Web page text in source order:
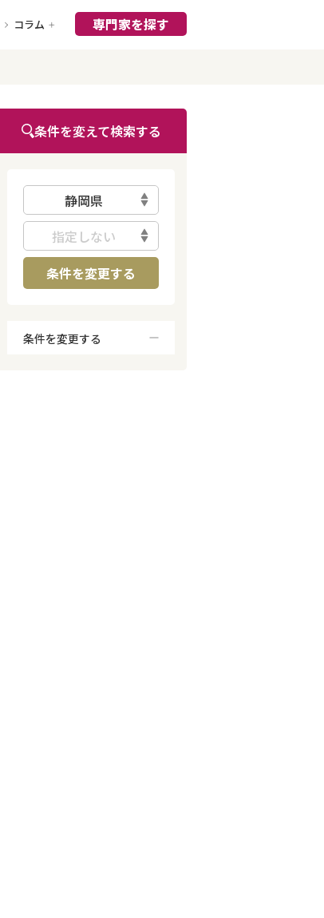
コラム 専門家を探す
条件を変えて検索する
静岡県
指定しない
条件を変更する
条件を変更する